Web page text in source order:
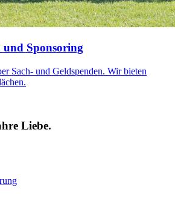
und Sponsoring
Sach- und Geldspenden. Wir bieten
Liebe.